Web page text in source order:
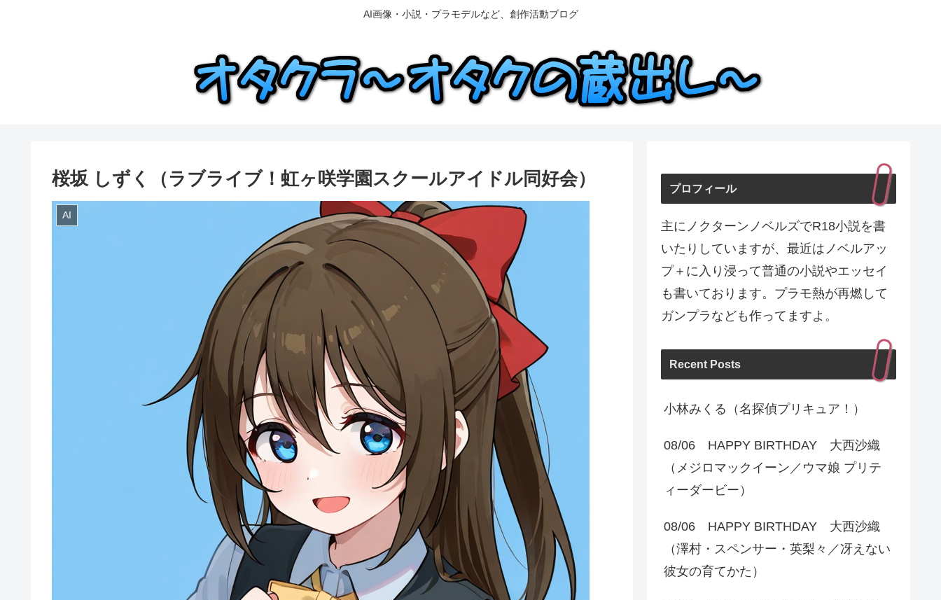
AI画像・小説・プラモデルなど、創作活動ブログ
桜坂 しずく（ラブライブ！虹ヶ咲学園スクールアイドル同好会）
AI
プロフィール
主にノクターンノベルズでR18小説を書
いたりしていますが、最近はノベルアッ
プ＋に入り浸って普通の小説やエッセイ
も書いております。プラモ熱が再燃して
ガンプラなども作ってますよ。
Recent Posts
小林みくる（名探偵プリキュア！）
08/06 HAPPY BIRTHDAY 大西沙織
（メジロマックイーン／ウマ娘 プリテ
ィーダービー）
08/06 HAPPY BIRTHDAY 大西沙織
（澤村・スペンサー・英梨々／冴えない
彼女の育てかた）